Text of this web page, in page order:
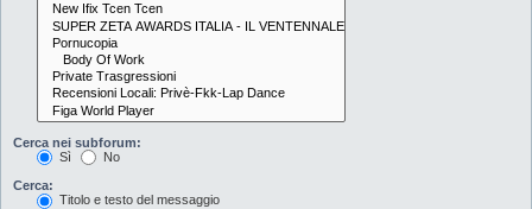
Cerca nei subforum:
Sì
No
Cerca:
Titolo e testo del messaggio